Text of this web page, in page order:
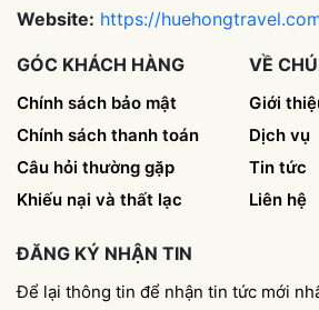
Website: https://
GÓC KHÁCH HÀNG
Chính sách bảo mật
Chính sách thanh toán
Câu hỏi thường gặp
Khiếu nại và thất lạc
VỀ
Giới
Dịch vụ
Tin tức
Liên hệ
ĐĂNG KÝ NHẬN TIN
Để lại thông tin để nhận tin tức mới